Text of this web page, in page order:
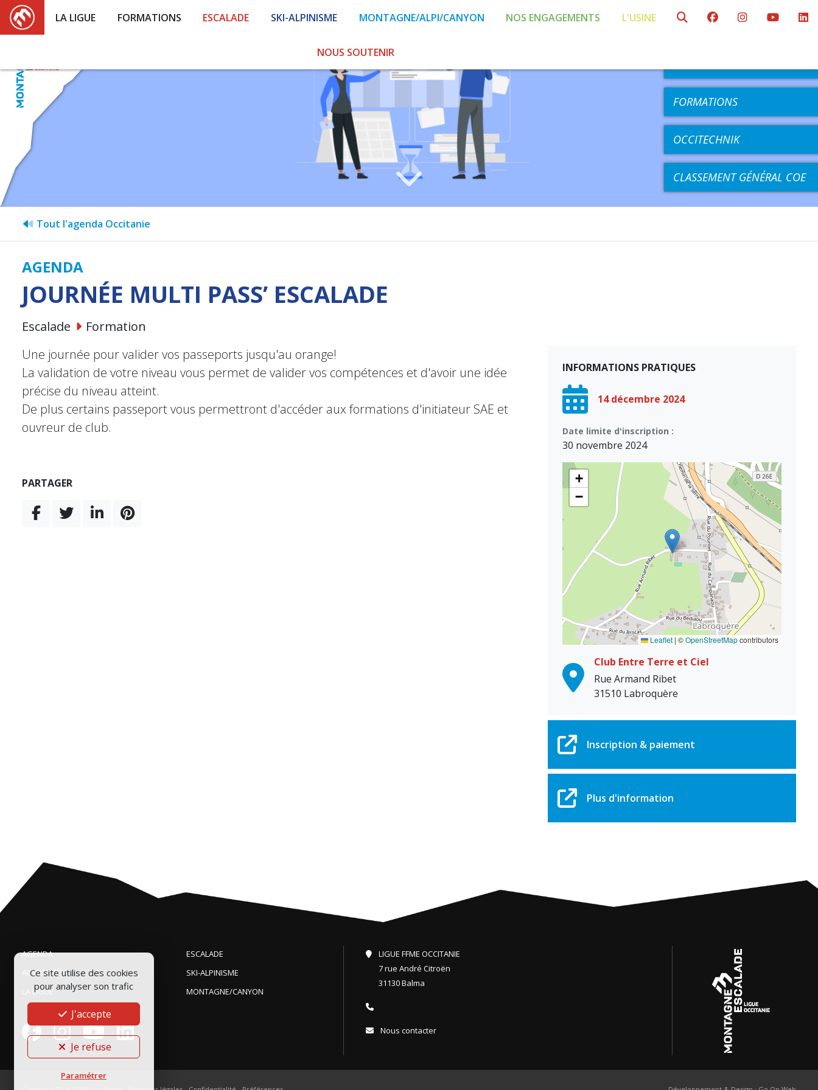
LA LIGUE FORMATIONS ESCALADE SKI-ALPINISME MONTAGNE/ALPI/CANYON NOS ENGAGEMENTS L'USINE
NOUS SOUTENIR
AGENDA
FORMATIONS
OCCITECHNIK
CLASSEMENT GÉNÉRAL COE
Tout l'agenda Occitanie
AGENDA
JOURNÉE MULTI PASS’ ESCALADE
Escalade
Formation
Une journée pour valider vos passeports jusqu'au orange!
La validation de votre niveau vous permet de valider vos compétences et d'avoir une idée
précise du niveau atteint.
De plus certains passeport vous permettront d'accéder aux formations d'initiateur SAE et
ouvreur de club.
PARTAGER
INFORMATIONS PRATIQUES
14 décembre 2024
Date limite d'inscription :
30 novembre 2024
+
−
Leaflet | ©OpenStreetMapcontributors
Club Entre Terre et Ciel
Rue Armand Ribet
31510 Labroquère
Inscription & paiement
Plus d'information
AGENDA
ACTUALITÉS
LA LIGUE
ESCALADE
SKI-ALPINISME
MONTAGNE/CANYON
LIGUE FFME OCCITANIE
7 rue André Citroën
31130 Balma
Nous contacter
Ce site utilise des cookies
pour analyser son trafic
J'accepte
Je refuse
Paramétrer